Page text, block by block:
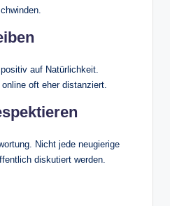
auf Natürlichkeit.
oft eher distanziert.
Nicht jede neugierige
diskutiert werden.